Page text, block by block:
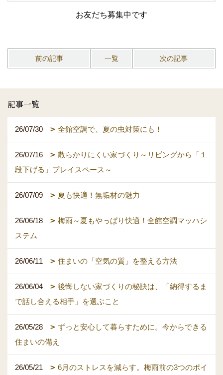
お友だち募集中です
前の記事 一覧 次の記事
記事一覧
26/07/30 全館空調で、夏の虫対策にも！
26/07/16
散らかりにくい家づくり～リビングから「１
段下げる」プレイスペース～
26/07/09 夏も快適！無垢材の魅力
26/06/18
梅雨～夏もやっぱり快適！全館空調マッハシ
ステム
26/06/11 住まいの「空気の質」を整える方法
26/06/04
後悔しない家づくりの秘訣は、「納得するま
で話し合える相手」を選ぶこと
26/05/28
ずっと安心して暮らすために。今からできる
住まいの備え
26/05/21
6月のストレスを減らす。梅雨前の3つのポイ